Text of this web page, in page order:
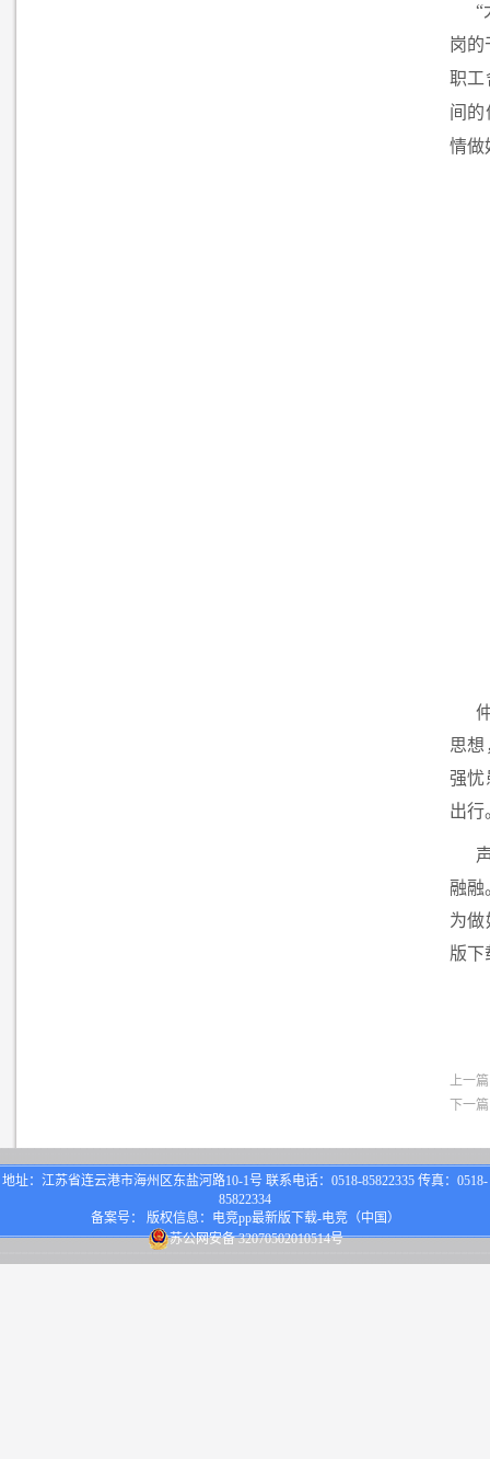
“
岗的
职工
间的
情做
思想
强忧
出行
融融
为做
版下
上一
下一
地址：江苏省连云港市海州区东盐河路10-1号 联系电话：0518-85822335 传真：0518-
85822334
备案号： 版权信息：电竞pp最新版下载-电竞（中国）
苏公网安备 32070502010514号